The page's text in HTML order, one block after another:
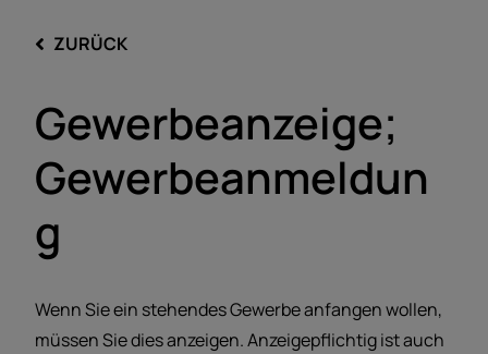
ZURÜCK
Gewerbeanzeige;
Gewerbeanmeldun
g
Wenn Sie ein stehendes Gewerbe anfangen wollen,
müssen Sie dies anzeigen. Anzeigepflichtig ist auch